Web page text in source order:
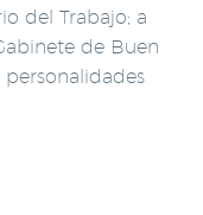
del Trabajo; a
de Buen